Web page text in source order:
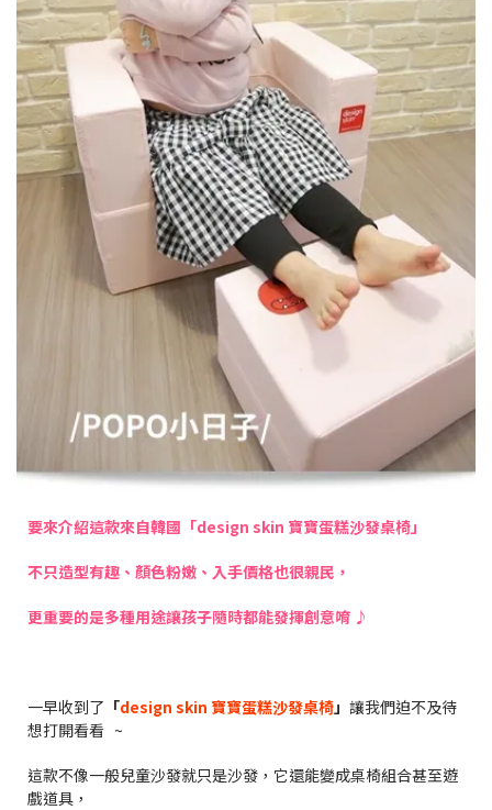
要來介紹這款來自韓國「design skin 寶寶蛋糕沙發桌椅」
不只造型有趣、顏色粉嫩、入手價格也很親民，
更重要的是多種用途讓孩子隨時都能發揮創意唷 ♪
一早收到了 「design skin 寶寶蛋糕沙發桌椅」 讓我們迫不及待
想打開看看 ~
這款不像一般兒童沙發就只是沙發，它還能變成桌椅組合甚至遊
戲道具，